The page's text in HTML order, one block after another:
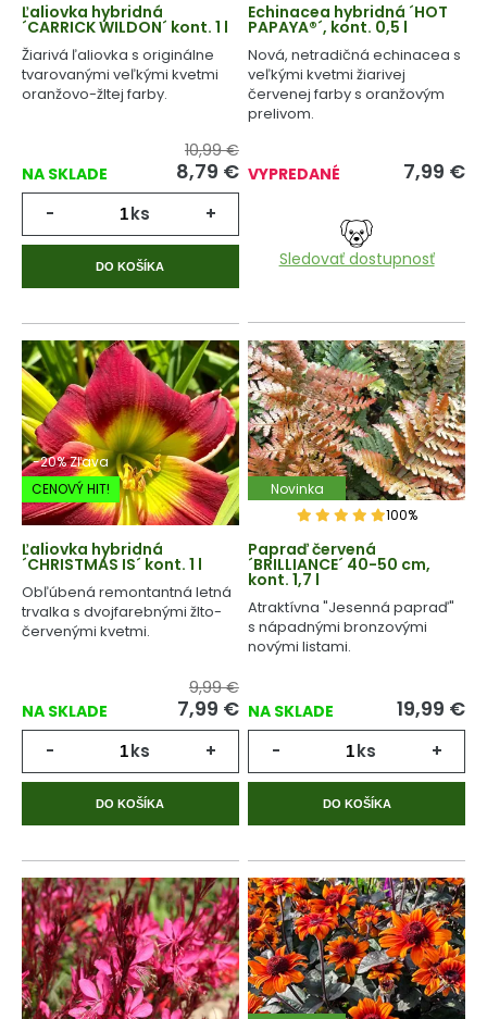
Ľaliovka hybridná
´CARRICK WILDON´ kont. 1 l
Žiarivá ľaliovka s originálne
tvarovanými veľkými kvetmi
oranžovo-žltej farby.
NA SKLADE
10,99 €
8,79 €
- ks +
DO KOŠÍKA
Echinacea hybridná ´HOT
PAPAYA®´, kont. 0,5 l
Nová, netradičná echinacea s
veľkými kvetmi žiarivej
červenej farby s oranžovým
prelivom.
VYPREDANÉ 7,99 €
Sledovať dostupnosť
-20% Zľava
CENOVÝ HIT!
Ľaliovka hybridná
´CHRISTMAS IS´ kont. 1 l
Obľúbená remontantná letná
trvalka s dvojfarebnými žlto-
červenými kvetmi.
NA SKLADE
9,99 €
7,99 €
- ks +
DO KOŠÍKA
Novinka
100%
Papraď červená
´BRILLIANCE´ 40-50 cm,
kont. 1,7 l
Atraktívna "Jesenná papraď"
s nápadnými bronzovými
novými listami.
NA SKLADE 19,99 €
- ks +
DO KOŠÍKA